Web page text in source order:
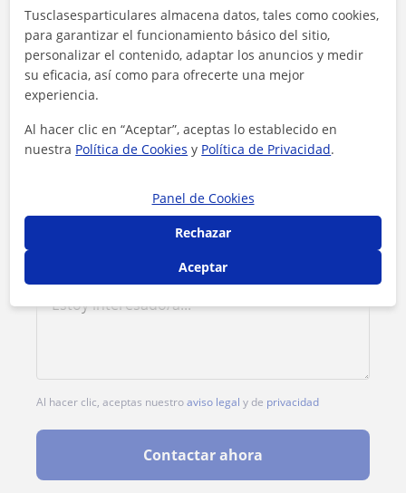
Tarifa 12€/h
1ª clase gratis
Al hacer clic, aceptas nuestroaviso legal y de privacidad
Contactar ahora
Tusclasesparticulares almacena datos, tales como cookies,
para garantizar el funcionamiento básico del sitio,
personalizar el contenido, adaptar los anuncios y medir
su eficacia, así como para ofrecerte una mejor
experiencia.
Al hacer clic en “Aceptar”, aceptas lo establecido en
nuestra Política de Cookies y Política de Privacidad.
Panel de Cookies
Rechazar
Aceptar